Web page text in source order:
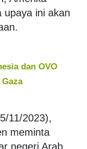
upaya ini akan
dan OVO
11/2023),
meminta
negeri Arab